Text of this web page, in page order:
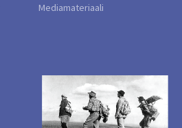
Mediamateriaali